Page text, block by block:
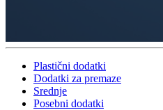
Plastični dodatki
Dodatki za premaze
Srednje
Posebni dodatki